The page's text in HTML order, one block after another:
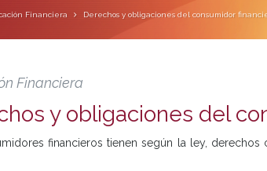
Financiera Derechos y obligaciones del consumidor
Financiera
y obligaciones del
financieros tienen según la ley,